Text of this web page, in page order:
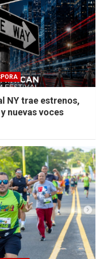
NY trae estrenos,
nuevas voces